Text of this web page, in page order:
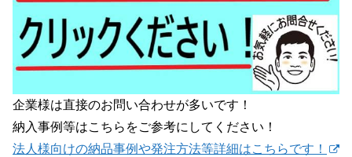
企業様は直接のお問い合わせが多いです！
納入事例等はこちらをご参考にしてください！
法人様向けの納品事例や発注方法等詳細はこちらです！